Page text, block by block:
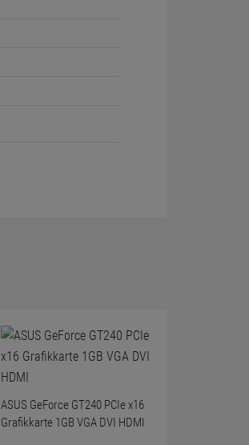
ASUS GeForce GT240 PCIe x16
Grafikkarte 1GB VGA DVI HDMI